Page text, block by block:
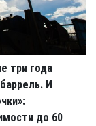
три года
И
до 60